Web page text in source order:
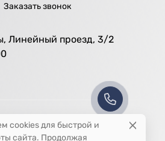
Заказать звонок
Линейный проезд, 3/2
cookies для быстрой и
сайта. Продолжая